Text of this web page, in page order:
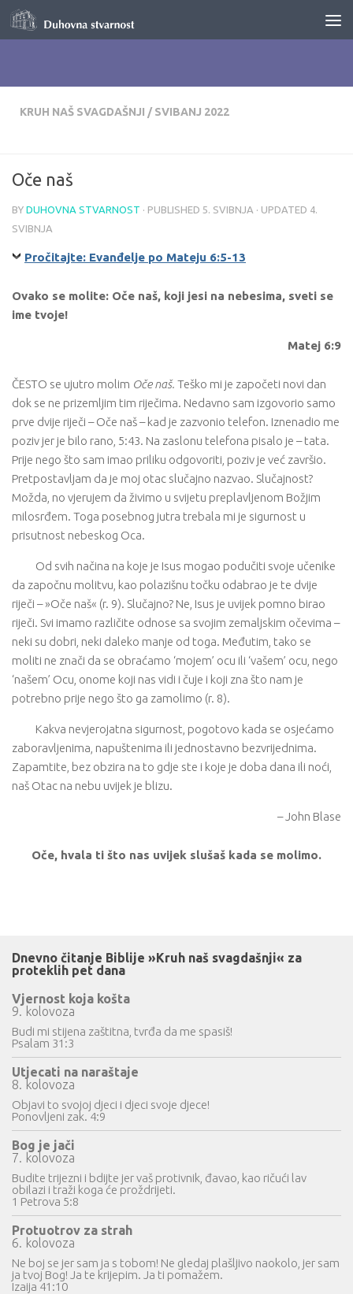
Skip to content
KRUH NAŠ SVAGDAŠNJI / SVIBANJ 2022
Oče naš
BY DUHOVNA STVARNOST · PUBLISHED 5. SVIBNJA · UPDATED 4.
SVIBNJA
Pročitajte: Evanđelje po Mateju 6:5-13
Ovako se molite: Oče naš, koji jesi na nebesima, sveti se
ime tvoje!
Matej 6:9
ČESTO se ujutro molim Oče naš. Teško mi je započeti novi dan
dok se ne prizemljim tim riječima. Nedavno sam izgovorio samo
prve dvije riječi – Oče naš – kad je zazvonio telefon. Iznenadio me
poziv jer je bilo rano, 5:43. Na zaslonu telefona pisalo je – tata.
Prije nego što sam imao priliku odgovoriti, poziv je već završio.
Pretpostavljam da je moj otac slučajno nazvao. Slučajnost?
Možda, no vjerujem da živimo u svijetu preplavljenom Božjim
milosrđem. Toga posebnog jutra trebala mi je sigurnost u
prisutnost nebeskog Oca.
Od svih načina na koje je Isus mogao podučiti svoje učenike
da započnu molitvu, kao polazišnu točku odabrao je te dvije
riječi – »Oče naš« (r. 9). Slučajno? Ne, Isus je uvijek pomno birao
riječi. Svi imamo različite odnose sa svojim zemaljskim očevima –
neki su dobri, neki daleko manje od toga. Međutim, tako se
moliti ne znači da se obraćamo ‘mojem’ ocu ili ‘vašem’ ocu, nego
‘našem’ Ocu, onome koji nas vidi i čuje i koji zna što nam je
potrebno prije nego što ga zamolimo (r. 8).
Kakva nevjerojatna sigurnost, pogotovo kada se osjećamo
zaboravljenima, napuštenima ili jednostavno bezvrijednima.
Zapamtite, bez obzira na to gdje ste i koje je doba dana ili noći,
naš Otac na nebu uvijek je blizu.
– John Blase
Oče, hvala ti što nas uvijek slušaš kada se molimo.
Dnevno čitanje Biblije »Kruh naš svagdašnji« za
proteklih pet dana
Vjernost koja košta
9. kolovoza
Budi mi stijena zaštitna, tvrđa da me spasiš!
Psalam 31:3
Utjecati na naraštaje
8. kolovoza
Objavi to svojoj djeci i djeci svoje djece!
Ponovljeni zak. 4:9
Bog je jači
7. kolovoza
Budite trijezni i bdijte jer vaš protivnik, đavao, kao ričući lav
obilazi i traži koga će proždrijeti.
1 Petrova 5:8
Protuotrov za strah
6. kolovoza
Ne boj se jer sam ja s tobom! Ne gledaj plašljivo naokolo, jer sam
ja tvoj Bog! Ja te krijepim. Ja ti pomažem.
Izaija 41:10